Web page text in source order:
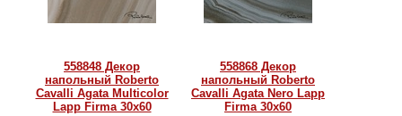
558848 Декор
напольный Roberto
Cavalli Agata Multicolor
Lapp Firma 30x60
558868 Декор
напольный Roberto
Cavalli Agata Nero Lapp
Firma 30x60